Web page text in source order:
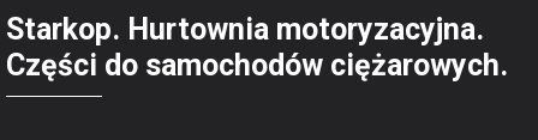
Starkop. Hurtownia motoryzacyjna.
Części do samochodów ciężarowych.